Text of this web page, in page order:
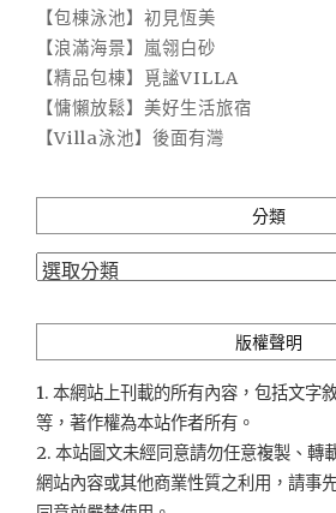
【包棟泳池】初見恆美
【浪滿海景】嵐翎白砂
【精品包棟】覓謐VILLA
【慵懶放鬆】美好生活旅宿
【Villa泳池】後面有灣
分類
分
版權聲明
1. 本網站上刊載的所有內容，包括文字
等，著作權為本站作者所有。
2. 本站圖文未經同意請勿任意複製、轉
網站內容或其他商業性質之利用，請事